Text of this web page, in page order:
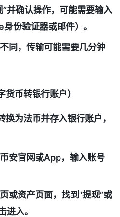
”并确认操作，可能需要输入
份验证器或邮件）。
同，传输可能需要几分钟
币转银行账户）
为法币并存入银行账户，
安官网或App，输入账号
或资产页面，找到“提现”或
进入。